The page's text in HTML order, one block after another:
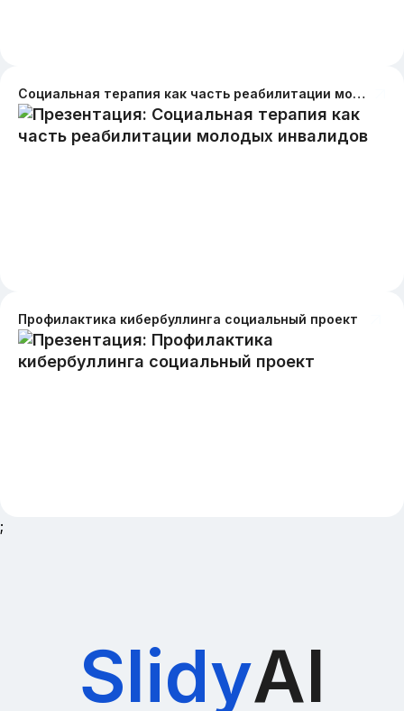
Социальная терапия как часть реабилитации молодых инвалидов
Профилактика кибербуллинга социальный проект
;
SlidyAI